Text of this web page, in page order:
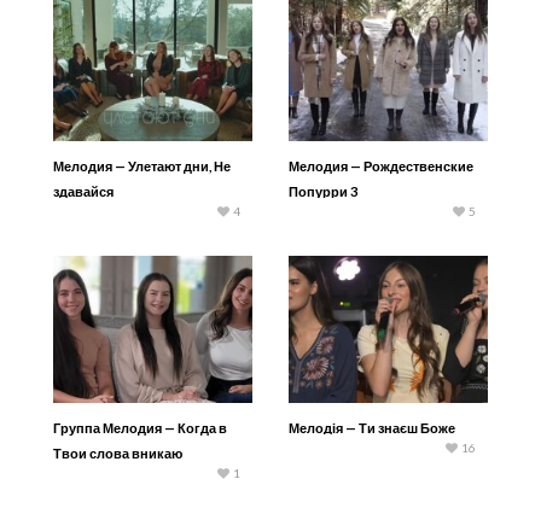
Мелодия — Улетают дни, Не
здавайся
4
Мелодия — Рождественские
Попурри 3
5
Группа Мелодия — Когда в
Твои слова вникаю
1
Мелодія — Ти знаєш Боже
16